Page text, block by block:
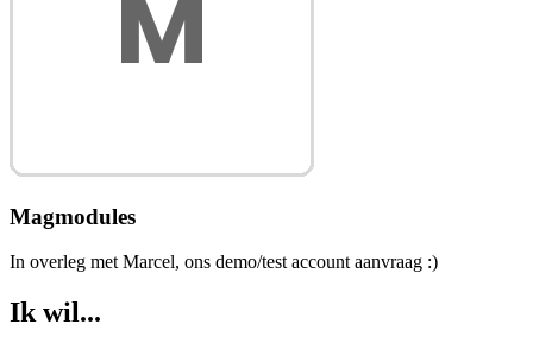
Magmodules
In overleg met Marcel, ons demo/test account aanvraag :)
Ik wil...